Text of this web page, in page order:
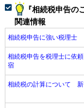
『相続税申告の
関連情報
相続税申告に強い税理士
相続税申告を税理士に依
宿
相続税の計算について